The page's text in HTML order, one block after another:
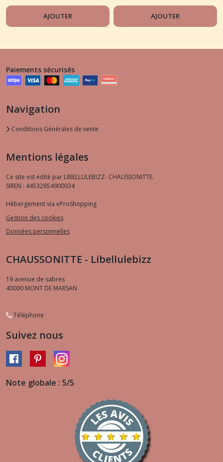
AJOUTER AJOUTER
Paiements sécurisés
Navigation
Conditions Générales de vente
Mentions légales
Ce site est édité par LIBELLULEBIZZ- CHAUSSONITTE.
SIREN : 44532654900034
Hébergement via eProShopping
Gestion des cookies
Données personnelles
CHAUSSONITTE - Libellulebizz
19 avenue de sabres
40000 MONT DE MARSAN
Téléphone
Suivez nous
Note globale : 5/5